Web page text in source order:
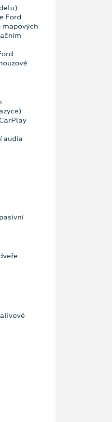
Ford
audia